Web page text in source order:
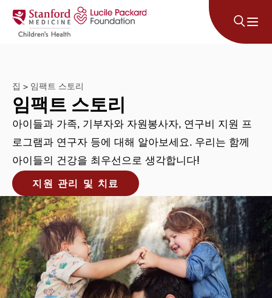
콘텐츠로 건너뛰기
집 > 임팩트 스토리
임팩트 스토리
아이들과 가족, 기부자와 자원봉사자, 연구비 지원 프
로그램과 연구자 등에 대해 알아보세요. 우리는 함께
아이들의 건강을 최우선으로 생각합니다!
지원 관리 및 치료